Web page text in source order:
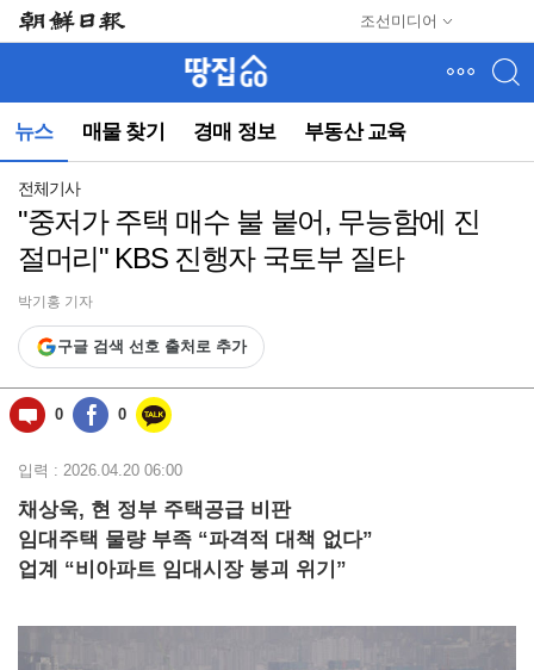
조선미디어
뉴스 매물 찾기 경매 정보 부동산 교육
뉴
(컨
동)
전체기사
"중저가 주택 매수 불 붙어, 무능함에 진
절머리" KBS 진행자 국토부 질타
박기홍 기자
구글 검색 선호 출처로 추가
0 0
입력 : 2026.04.20 06:00
채상욱, 현 정부 주택공급 비판
임대주택 물량 부족 “파격적 대책 없다”
업계 “비아파트 임대시장 붕괴 위기”